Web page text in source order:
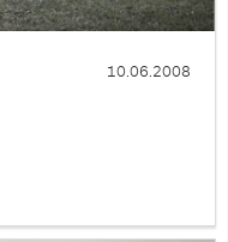
10.06.2008